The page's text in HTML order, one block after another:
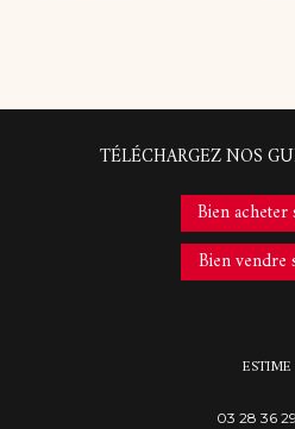
TÉLÉCHARGEZ NOS
Bien acheter
Bien vendre
ESTIME
03 28 36